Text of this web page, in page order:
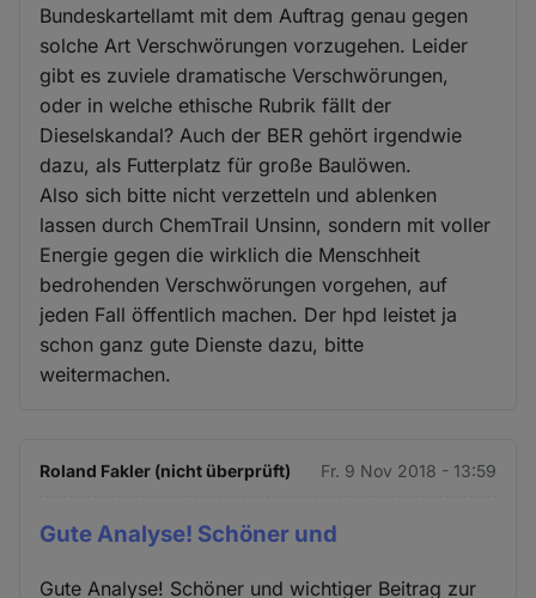
Bundeskartellamt mit dem Auftrag genau gegen
solche Art Verschwörungen vorzugehen. Leider
gibt es zuviele dramatische Verschwörungen,
oder in welche ethische Rubrik fällt der
Dieselskandal? Auch der BER gehört irgendwie
dazu, als Futterplatz für große Baulöwen.
Also sich bitte nicht verzetteln und ablenken
lassen durch ChemTrail Unsinn, sondern mit voller
Energie gegen die wirklich die Menschheit
bedrohenden Verschwörungen vorgehen, auf
jeden Fall öffentlich machen. Der hpd leistet ja
schon ganz gute Dienste dazu, bitte
weitermachen.
Roland Fakler (nicht überprüft) Fr. 9 Nov 2018 - 13:59
Gute Analyse! Schöner und
Gute Analyse! Schöner und wichtiger Beitrag zur